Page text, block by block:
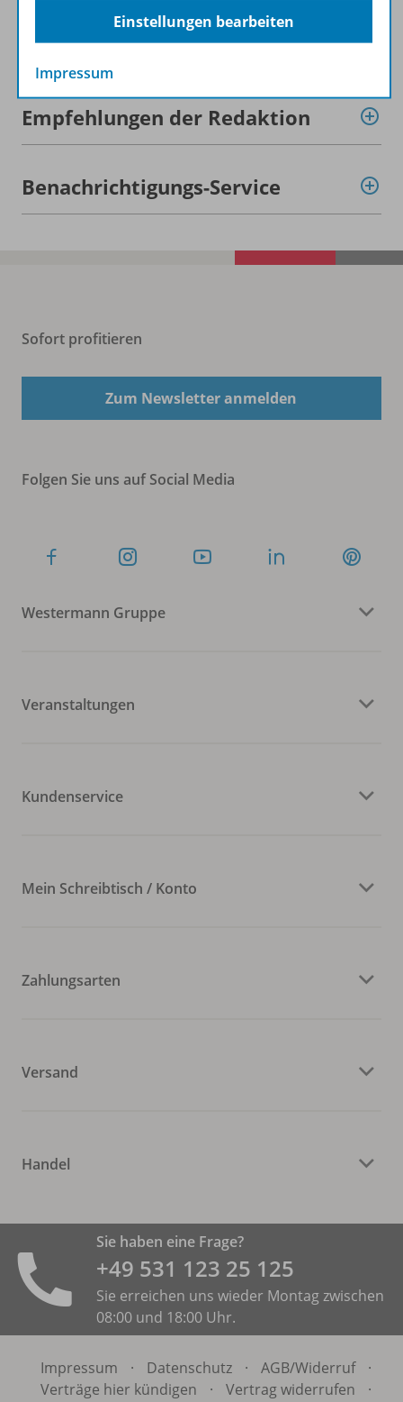
Zugehörige Produkte
Empfehlungen der Redaktion
Benachrichtigungs-Service
Sofort profitieren
Zum Newsletter anmelden
Folgen Sie uns auf Social Media
Westermann Gruppe
Veranstaltungen
Kundenservice
Mein Schreibtisch / Konto
Zahlungsarten
Versand
Handel
Sie haben eine Frage?
+49 531 ­123 25 125
Sie erreichen uns wieder Montag zwischen
08:00 und 18:00 Uhr.
Impressum · Datenschutz · AGB/Widerruf
·
Verträge hier kündigen
· Vertrag widerrufen
·
Einstellungen bearbeiten
Impressum